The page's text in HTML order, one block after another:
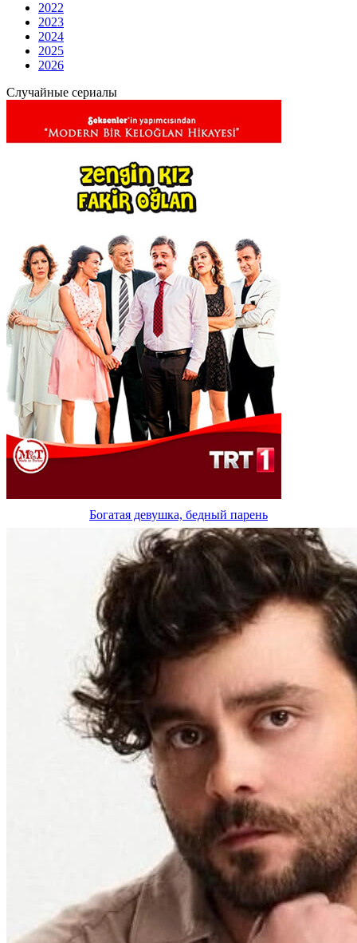
2022
2023
2024
2025
2026
Случайные сериалы
Богатая девушка, бедный парень